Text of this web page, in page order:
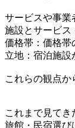
サービスや事業
施設とサービス
価格帯：価格帯
立地：宿泊施設
これらの観点か
これまで見てき
旅館・民宿選び